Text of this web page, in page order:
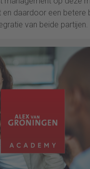
daardoor een betere
van beide partijen.